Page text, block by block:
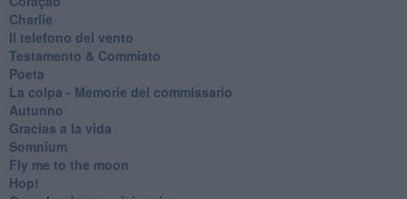
Charlie
Il telefono del vento
Testamento & Commiato
Poeta
​La colpa - Memorie del commissario
Autunno
Gracias a la vida
Somnium
Fly me to the moon
Hop!